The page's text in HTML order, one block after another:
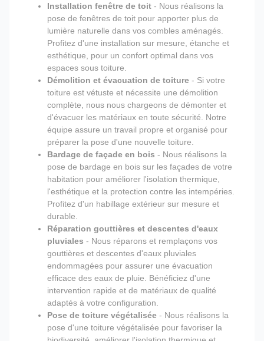
Installation fenêtre de toit - Nous réalisons la
pose de fenêtres de toit pour apporter plus de
lumière naturelle dans vos combles aménagés.
Profitez d'une installation sur mesure, étanche et
esthétique, pour un confort optimal dans vos
espaces sous toiture.
Démolition et évacuation de toiture - Si votre
toiture est vétuste et nécessite une démolition
complète, nous nous chargeons de démonter et
d'évacuer les matériaux en toute sécurité. Notre
équipe assure un travail propre et organisé pour
préparer la pose d'une nouvelle toiture.
Bardage de façade en bois - Nous réalisons la
pose de bardage en bois sur les façades de votre
habitation pour améliorer l'isolation thermique,
l'esthétique et la protection contre les intempéries.
Profitez d'un habillage extérieur sur mesure et
durable.
Réparation gouttières et descentes d'eaux
pluviales - Nous réparons et remplaçons vos
gouttières et descentes d'eaux pluviales
endommagées pour assurer une évacuation
efficace des eaux de pluie. Bénéficiez d'une
intervention rapide et de matériaux de qualité
adaptés à votre configuration.
Pose de toiture végétalisée - Nous réalisons la
pose d'une toiture végétalisée pour favoriser la